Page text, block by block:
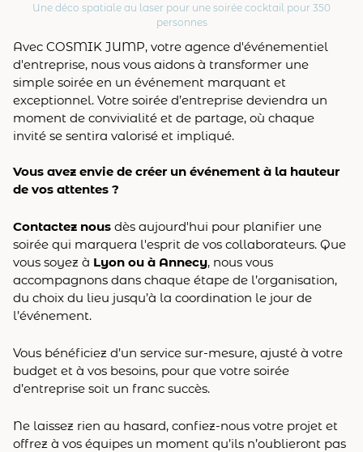
Une déco spatiale au laser pour une soirée cocktail pour 350
personnes
Avec COSMIK JUMP, votre agence d'événementiel
d'entreprise, nous vous aidons à transformer une
simple soirée en un événement marquant et
exceptionnel. Votre soirée d’entreprise deviendra un
moment de convivialité et de partage, où chaque
invité se sentira valorisé et impliqué.
Vous avez envie de créer un événement à la hauteur
de vos attentes ?
Contactez nous dès aujourd'hui pour planifier une
soirée qui marquera l'esprit de vos collaborateurs. Que
vous soyez à Lyon ou à Annecy, nous vous
accompagnons dans chaque étape de l’organisation,
du choix du lieu jusqu’à la coordination le jour de
l’événement.
Vous bénéficiez d’un service sur-mesure, ajusté à votre
budget et à vos besoins, pour que votre soirée
d’entreprise soit un franc succès.
Ne laissez rien au hasard, confiez-nous votre projet et
offrez à vos équipes un moment qu’ils n’oublieront pas